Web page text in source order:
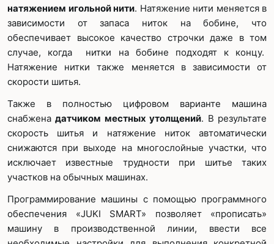
натяжением игольной нити. Натяжение нити меняется в
зависимости от запаса ниток на бобине, что
обеспечивает высокое качество строчки даже в том
случае, когда нитки на бобине подходят к концу.
Натяжение нитки также меняется в зависимости от
скорости шитья.
Также в полностью цифровом варианте машина
снабженадатчиком местных утолщений. В результате
скорость шитья и натяжение ниток автоматически
снижаются при выходе на многослойные участки, что
исключает известные трудности при шитье таких
участков на обычных машинах.
Программирование машины с помощью программного
обеспечения «JUKI SMART» позволяет «прописать»
машину в производственной линии, ввести все